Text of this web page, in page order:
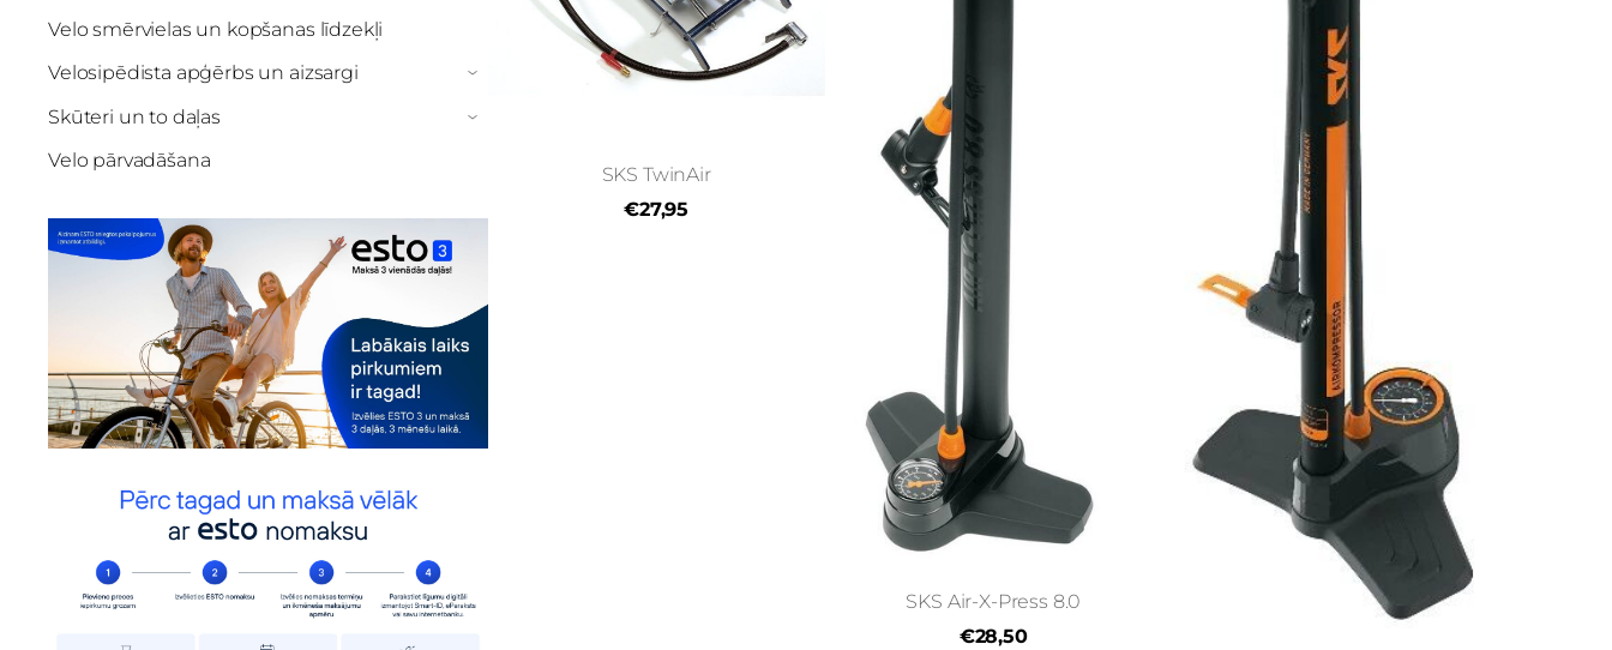
Velo smērvielas un kopšanas līdzekļi
Velosipēdista apģērbs un aizsargi
›
Skūteri un to daļas ›
Velo pārvadāšana
SKS TwinAir
€27,95
SKS Air-X-Press 8.0
€28,50